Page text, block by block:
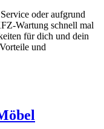
oder aufgrund
Wartung schnell mal
für dich und dein
und